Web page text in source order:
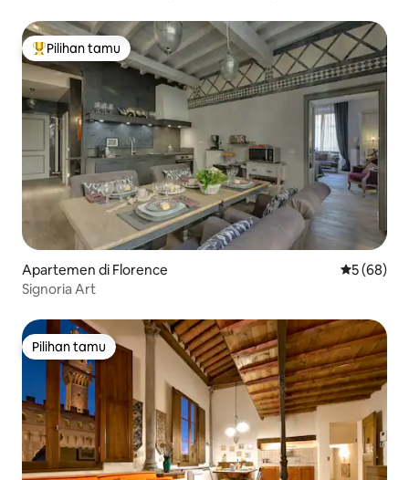
Pilihan tamu terpopuler
Pilihan tamu
Apartemen di Florence Nilai rata-
5 (68)
Signoria Art
Pilihan tamu
Pilihan tamu